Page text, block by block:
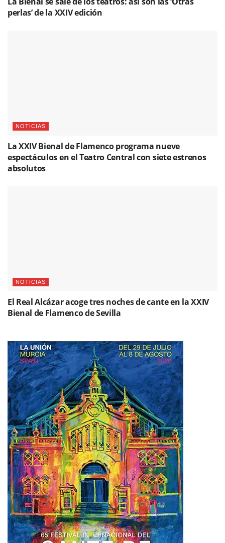
perlas’ de la XXIV edición
NOTICIAS
La XXIV Bienal de Flamenco programa nueve
espectáculos en el Teatro Central con siete estrenos
absolutos
NOTICIAS
El Real Alcázar acoge tres noches de cante en la XXIV
Bienal de Flamenco de Sevilla